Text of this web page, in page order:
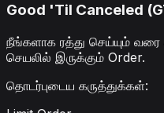
Good 'Til Canceled
நீங்களாக ரத்து செய்யும்
செயலில் இருக்கும் Order.
தொடர்புடைய கருத்துக்கள்: